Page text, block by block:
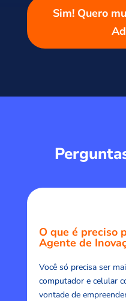
Sim! Quero
O que é preciso
Agente de
Você só precisa ser
computador e celular
vontade de